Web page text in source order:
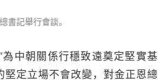
記舉行會談。
中朝關係行穩致遠奠定堅實基
定立場不會改變，對金正恩總